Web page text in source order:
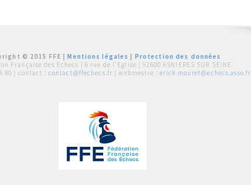
© 2015 FFE |Mentions légales
Protection des données
Française des Echecs | 6 rue de l'Eglise | 92600 ASNIERES SUR SEINE
80 | contact : contact@ffechecs.fr | webmestre : erick.mouret@echecs.asso.fr